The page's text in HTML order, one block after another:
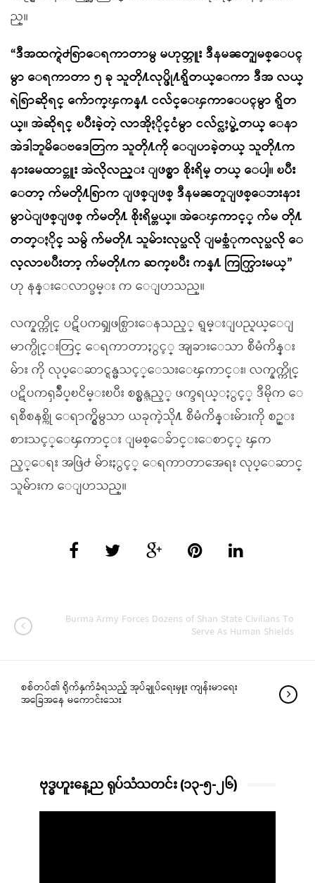
ည္။
“ဒီအထက္ရဲ႕ရြာေရကာတာမွ မဟုတ္ဘူး ဒီနမၼတူျမစ္ေပၚ
မွာ ေရကာတာ ၅ ခု သူတို႔လုပ္ဖို႔ရွိတယ္ေကာ ဒီအ လယ္
ရဲရြာဆိုရင္ ေက်ာက္ၾကန္႔ ငလ်င္ေၾကာေပၚမွာ ရွိတ
ယ္။ အဲဆိုရင္ ၿပီးခဲ့တဲ့ လာအိုႏိုင္ငံမွာ ငလ်င္လႈပ္ခဲ့တယ္ ေနာ
အဲဒါဘူမိေဗဒေတြက သူတို႔ကို ေျပာခဲ့တယ္ သူတို႔က
နားမေထာင္ဘူး အဲလိုလည္း ျဖစ္မွာ စိုးရိမ္ တယ္ ေပါ့။ ၿပီး
ေတာ့ က်မတို႔ရြာက ျဖစ္ျဖစ္ ဒီနမၼတူျဖစ္ေဘးနား
မွာပဲျဖစ္ျဖစ္ က်မတို႔ စိုးရိမ္တယ္။ အဲေၾကာင့္ က်မ တို႔
တတ္ႏိုင္ သမွ် က်မတို႔ သူမ်ားလုပ္သလို ျမစ္ဆံုကလုပ္သလို ေ
လ့လာၿပီးတာ့ က်မတို႔က ဆက္ၿပီး ကန္႔ ကြက္သြားမယ္”
ဟု နန္းေလာ၀္ခမ္း က ေျပာသည္။
လက္နက္ကိုင္ ပဋိပကၡျဖစ္ပြားေနသည့္ ရွမ္းျပည္နယ္ေျ
မာက္ပိုင္းတြင္ ေရကာတာႏွင့္ အျခားေသာ စီမံကိန္း
မ်ား ကို လုပ္ေဆာင္ရန္မသင့္ေသးေၾကာင္း၊ လက္နက္ကိုင္
ပဋိပကၡခ်ဳပ္ၿငိမ္းၿပီး စစ္မွန္သည့္ ဖက္ဒရယ္ႏွင့္ ဒီမိုက ေ
ရစီစနစ္ကို ေရာက္ရွိမွသာ ယခုကဲ့သို႔ စီမံကိန္းမ်ားကို စဥ္း
စားသင့္ေၾကာင္း ျမစ္ေခ်ာင္းေစာင့္ ၾက
ည့္ေရး အဖြဲ႕ မ်ားႏွင့္ ေရကာတာအေရး လုပ္ေဆာင္
သူမ်ားက ေျပာသည္။
Burma Army Forces Dozens of Shan State Civilians To
Serve As Human Shields
စစ်တပ်၏ ရိုက်နှက်ခံရသည့် အုပ်ချုပ်ရေးမှူး ကျန်းမာရေး
အခြေအနေ မကောင်းသေး
ဗုဒ္ဓဟူးနေ့ည ရုပ်သံသတင်း (၁၃-၅-၂၆)